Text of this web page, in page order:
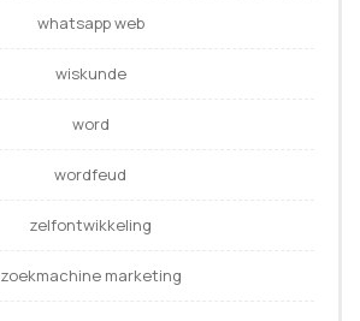
whatsapp web
wiskunde
word
wordfeud
zelfontwikkeling
zoekmachine marketing